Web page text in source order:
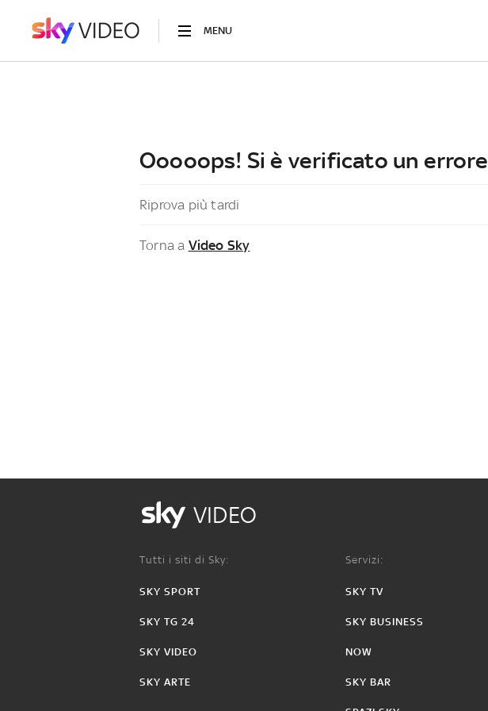
MENU
Ooooops! Si è verificato un errore
Riprova più tardi
Torna a Video Sky
VIDEO
Tutti i siti di Sky:
SKY SPORT
SKY TG 24
SKY VIDEO
SKY ARTE
Servizi:
SKY TV
SKY BUSINESS
NOW
SKY BAR